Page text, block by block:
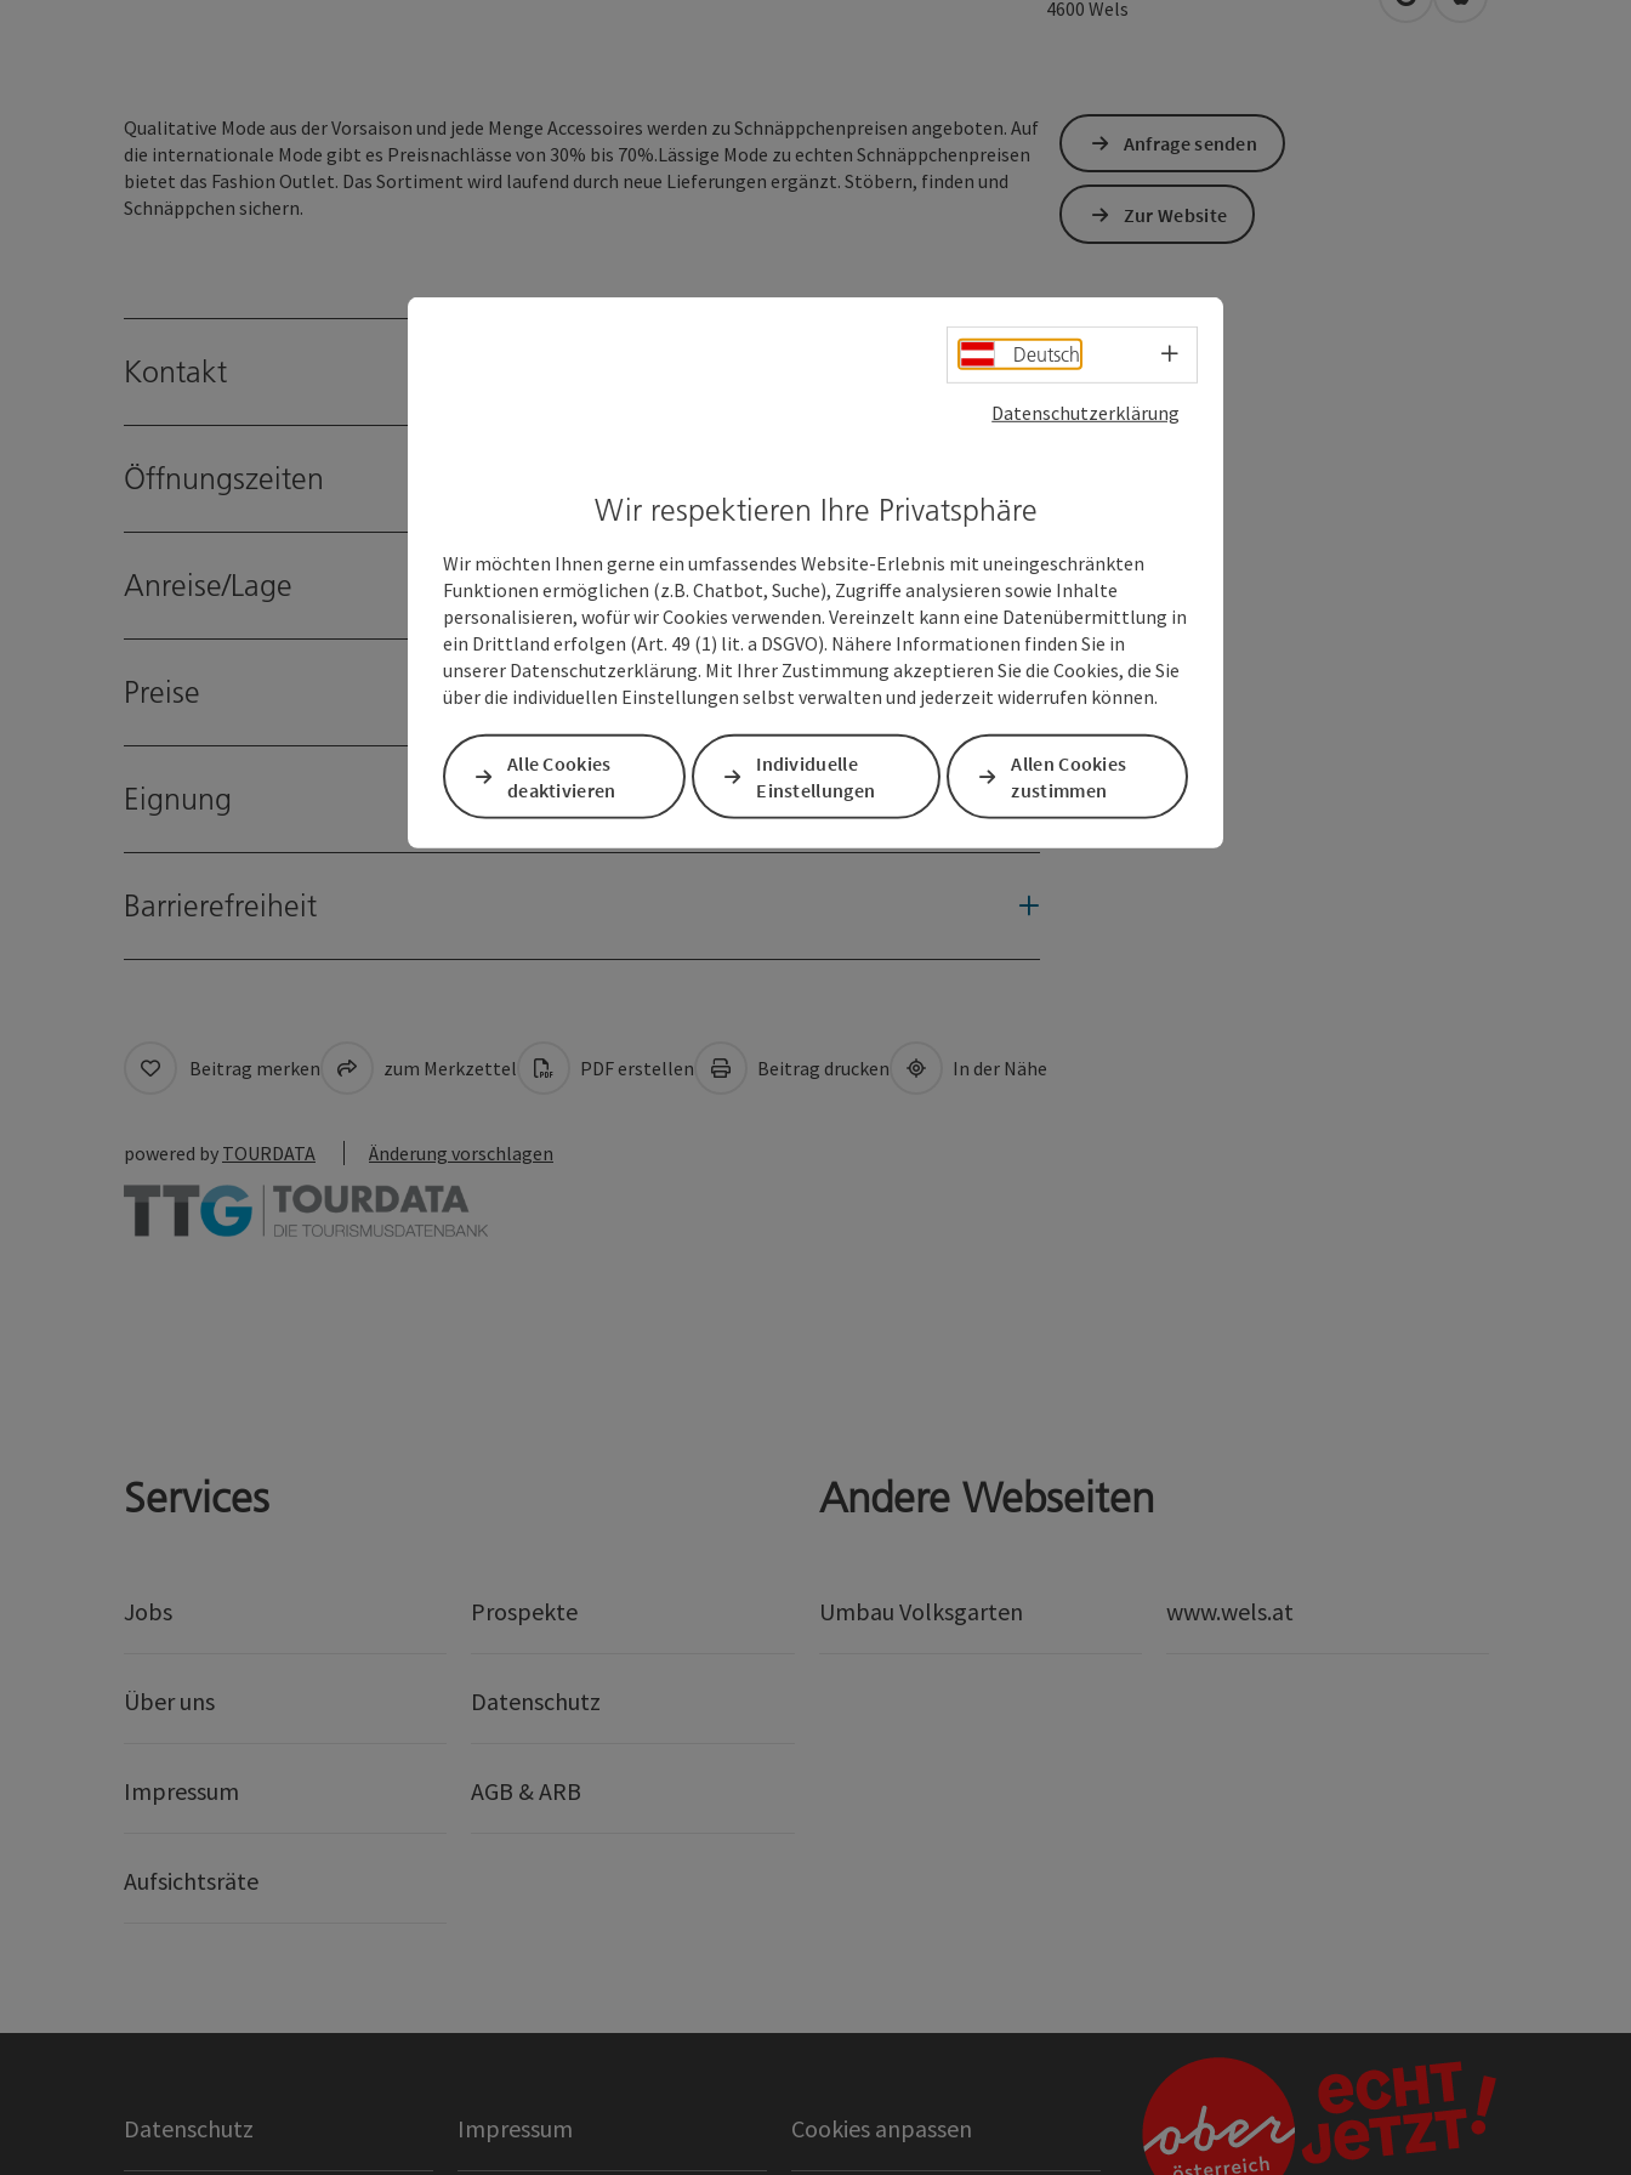
4600 Wels in Google Maps öffnen
in Apple Maps
Qualitative Mode aus der Vorsaison und jede Menge Accessoires werden zu Schnäppchenpreisen angeboten. Auf
die internationale Mode gibt es Preisnachlässe von 30% bis 70%.Lässige Mode zu echten Schnäppchenpreisen
bietet das Fashion Outlet. Das Sortiment wird laufend durch neue Lieferungen ergänzt. Stöbern, finden und
Schnäppchen sichern.
Kontakt
Öffnungszeiten
Anreise/Lage
Preise
Eignung
Barrierefreiheit
Anfrage senden
Zur Website
Beitrag merken zum Merkzettel PDF erstellen Beitrag drucken In der Nähe
powered by TOURDATA Änderung vorschlagen
Services
Jobs Prospekte
Über uns Datenschutz
Impressum AGB & ARB
Aufsichtsräte
Andere Webseiten
Umbau Volksgarten www.wels.at
Datenschutz Impressum Cookies anpassen
Deutsch Sprachwahl - Menü öffnen
Datenschutzerklärung
Wir respektieren Ihre Privatsphäre
Wir möchten Ihnen gerne ein umfassendes Website-Erlebnis mit uneingeschränkten
Funktionen ermöglichen (z.B. Chatbot, Suche), Zugriffe analysieren sowie Inhalte
personalisieren, wofür wir Cookies verwenden. Vereinzelt kann eine Datenübermittlung in
ein Drittland erfolgen (Art. 49 (1) lit. a DSGVO). Nähere Informationen finden Sie in
unserer Datenschutzerklärung. Mit Ihrer Zustimmung akzeptieren Sie die Cookies, die Sie
über die individuellen Einstellungen selbst verwalten und jederzeit widerrufen können.
Alle Cookies
deaktivieren
Individuelle
Einstellungen
Allen Cookies
zustimmen